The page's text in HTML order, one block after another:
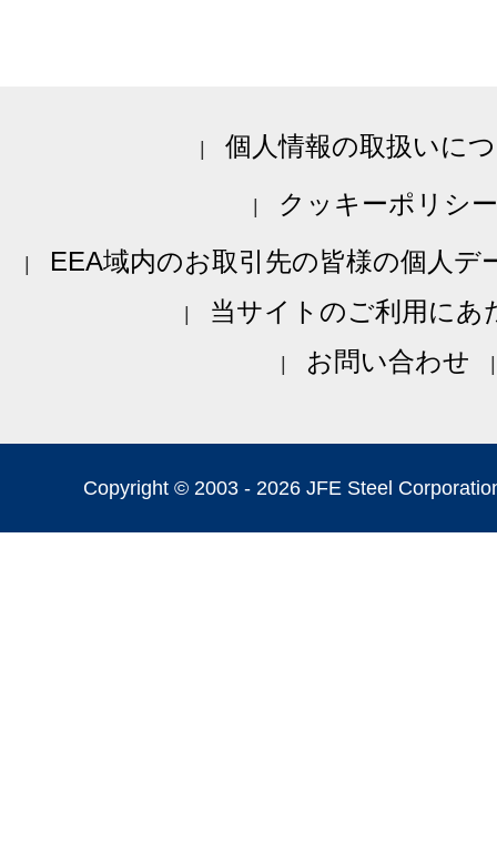
個人情報の取扱いに
クッキーポリシー
EEA域内のお取引先の皆様の個人デ
当サイトのご利用にあ
お問い合わせ
Copyright © 2003 - 2026 JFE Steel